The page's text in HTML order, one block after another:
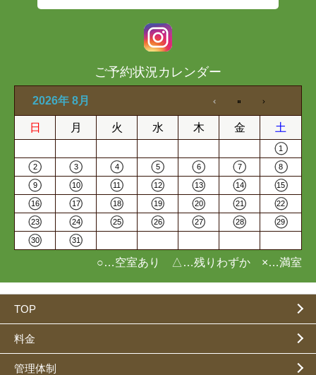
ご予約状況カレンダー
2026年 8月
日 月 火 水 木 金 土
1
2 3 4 5 6 7 8
9 10 11 12 13 14 15
16 17 18 19 20 21 22
23 24 25 26 27 28 29
30 31
○…空室あり △…残りわずか ×…満室
TOP
料金
管理体制